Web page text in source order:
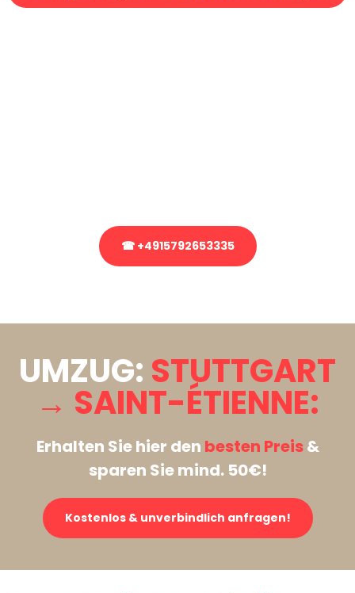
☎ +4915792653335
UMZUG: STUTTGART
→ SAINT-ÉTIENNE:
Erhalten Sie hier den besten Preis&
sparen Sie mind. 50€!
Kostenlos & unverbindlich anfragen!